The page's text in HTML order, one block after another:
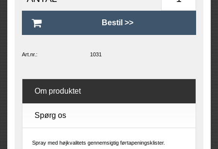
1031
Art.nr.:
Om produktet
Spørg os
Spray med højkvalitets gennemsigtig førtapeningsklister.